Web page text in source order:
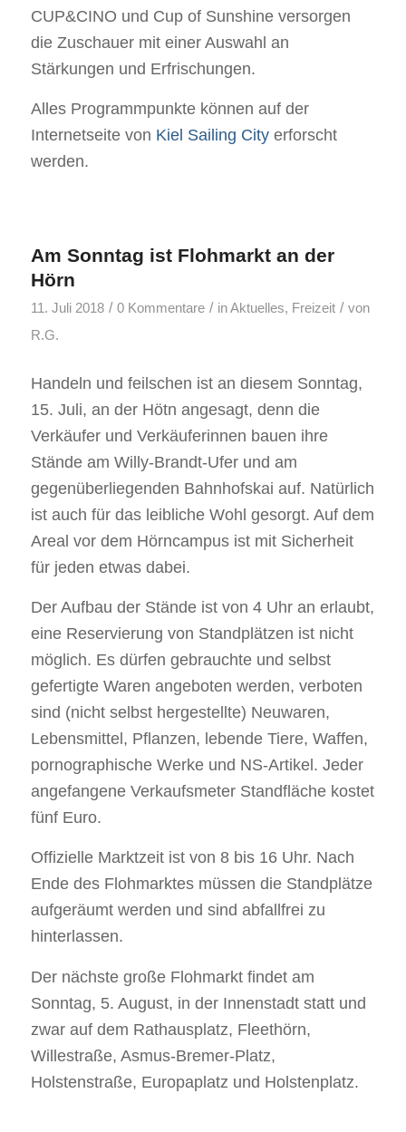
CUP&CINO und Cup of Sunshine versorgen
die Zuschauer mit einer Auswahl an
Stärkungen und Erfrischungen.
Alles Programmpunkte können auf der
Internetseite von Kiel Sailing Cityerforscht
werden.
Am Sonntag ist Flohmarkt an der
Hörn
11. Juli 2018 / 0 Kommentare / inAktuelles, Freizeit / von
R.G.
Handeln und feilschen ist an diesem Sonntag,
15. Juli, an der Hötn angesagt, denn die
Verkäufer und Verkäuferinnen bauen ihre
Stände am Willy-Brandt-Ufer und am
gegenüberliegenden Bahnhofskai auf. Natürlich
ist auch für das leibliche Wohl gesorgt. Auf dem
Areal vor dem Hörncampus ist mit Sicherheit
für jeden etwas dabei.
Der Aufbau der Stände ist von 4 Uhr an erlaubt,
eine Reservierung von Standplätzen ist nicht
möglich. Es dürfen gebrauchte und selbst
gefertigte Waren angeboten werden, verboten
sind (nicht selbst hergestellte) Neuwaren,
Lebensmittel, Pflanzen, lebende Tiere, Waffen,
pornographische Werke und NS-Artikel. Jeder
angefangene Verkaufsmeter Standfläche kostet
fünf Euro.
Offizielle Marktzeit ist von 8 bis 16 Uhr. Nach
Ende des Flohmarktes müssen die Standplätze
aufgeräumt werden und sind abfallfrei zu
hinterlassen.
Der nächste große Flohmarkt findet am
Sonntag, 5. August, in der Innenstadt statt und
zwar auf dem Rathausplatz, Fleethörn,
Willestraße, Asmus-Bremer-Platz,
Holstenstraße, Europaplatz und Holstenplatz.